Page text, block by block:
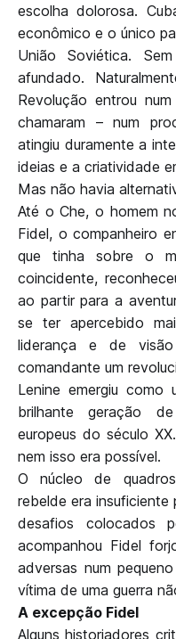
escolha dolorosa.
econômico e o único
União Soviética.
afundado.
Revolução entrou
chamaram – num
atingiu duramente a
ideias e a criatividade
Mas não havia
Até o Che, o homem
Fidel, o companheiro
que tinha sobre o
coincidente,
ao partir para a
se ter apercebido
liderança e de
comandante um
Lenine emergiu como
brilhante geração de
europeus do século
nem isso era possível.
O núcleo de
rebelde era
desafios colocados
acompanhou Fidel
adversas num
vítima de uma guerra
A excepção Fidel
Alguns historiadores